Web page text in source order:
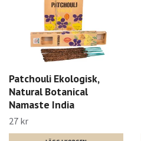
Patchouli Ekologisk,
Natural Botanical
Namaste India
27 kr